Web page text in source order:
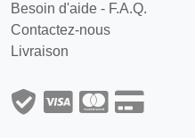
Besoin d'aide - F.A.Q.
Contactez-nous
Livraison